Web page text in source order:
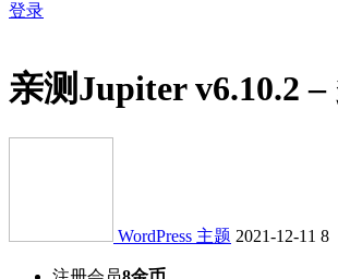
登录
亲测Jupiter v6.10.2
WordPress 主题 2021-12-11 8